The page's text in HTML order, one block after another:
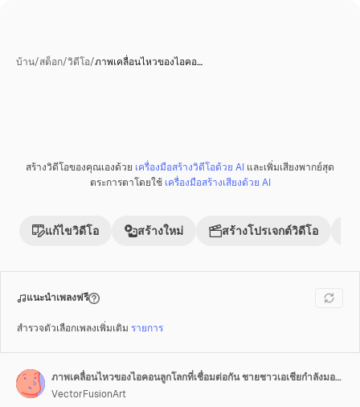
บ้าน/สต็อก/วิดีโอ/ภาพเคลื่อนไหวของไอคอ…
พรีเมี่ยม
สร้างวิดีโอของคุณเองด้วย เครื่องมือสร้างวิดีโอด้วย AI และเพิ่มเสียงพากย์สุด
ตระการตาโดยใช้ เครื่องมือสร้างเสียงด้วย AI
แก้ไขวิดีโอ สร้างใหม่ สร้างโปรเจกต์วิดีโอ
แนะนำเพลงฟรี
สำรวจตัวเลือกเพลงเพิ่มเติม รายการ
ภาพเคลื่อนไหวของไอคอนลูกโลกที่เชื่อมต่อกัน ชายชาวเอเชียกำลังมองแท็บเล็ตดิจิทัลและคุยโทรศัพท์มือถือ
VectorFusionArt